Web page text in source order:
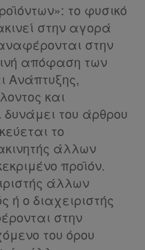
το φυσικό
στην αγορά
στην
απόφαση των
Ανάπτυξης,
και
δυνάμει του άρθρου
το
άλλων
προϊόν.
άλλων
ο διαχειριστής
στην
του όρου